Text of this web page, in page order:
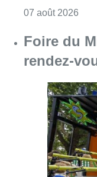
07 août 2026
Foire du
rendez-